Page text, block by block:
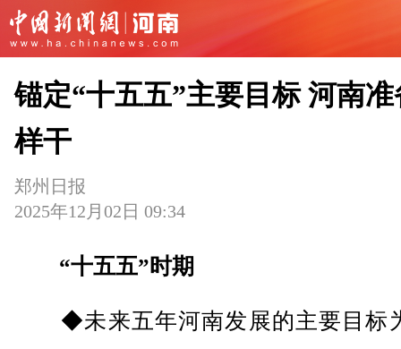
锚定“十五五”主要目标 河南
样干
郑州日报
2025年12月02日 09:34
“十五五”时期
◆未来五年河南发展的主要目标